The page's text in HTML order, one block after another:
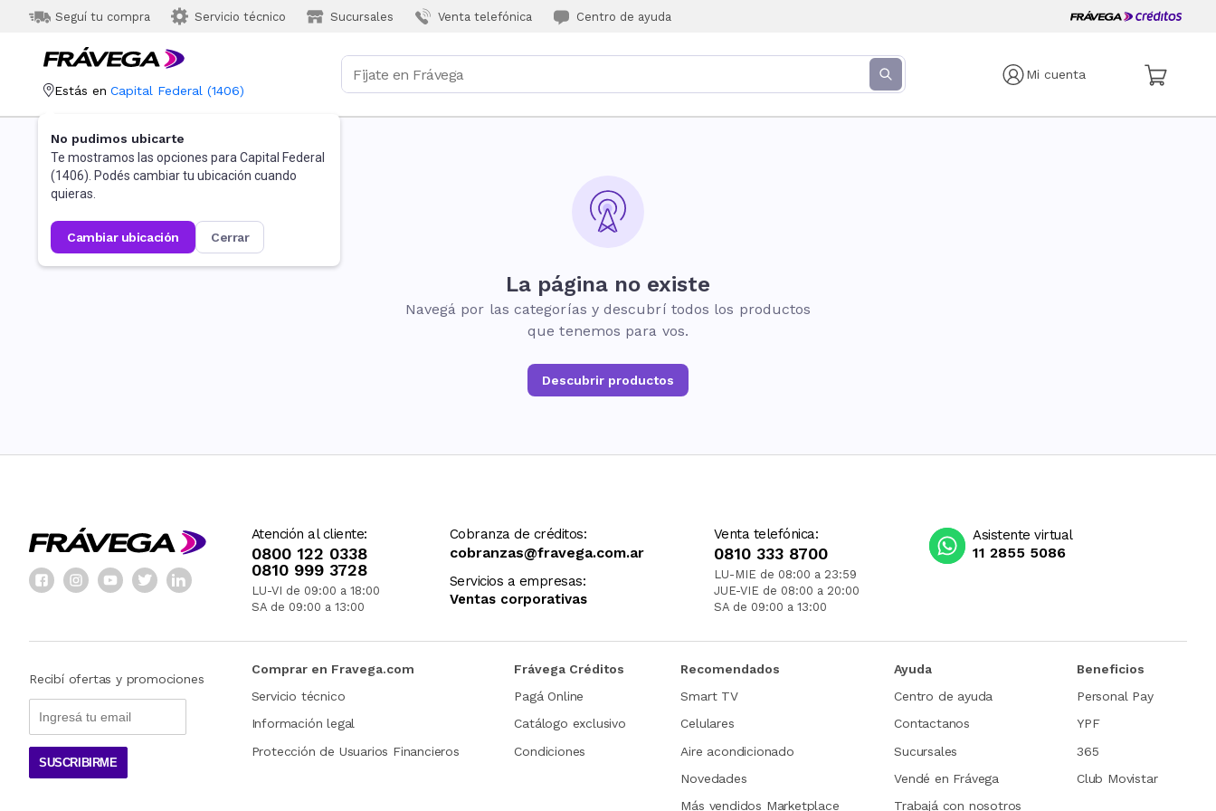
Seguí tu compra Servicio técnico Sucursales Venta telefónica Centro de ayuda
Mi cuenta
Estás en Capital Federal (1406)
No pudimos ubicarte
Te mostramos las opciones para Capital Federal
(1406). Podés cambiar tu ubicación cuando
quieras.
cambiar ubicación cerrar
La página no existe
Navegá por las categorías y descubrí todos los productos
que tenemos para vos.
Descubrir productos
Atención al cliente:
0800 122 0338
0810 999 3728
LU-VI de 09:00 a 18:00
SA de 09:00 a 13:00
Cobranza de créditos:
cobranzas@fravega.com.ar
Servicios a empresas:
Ventas corporativas
Venta telefónica:
0810 333 8700
LU-MIE de 08:00 a 23:59
JUE-VIE de 08:00 a 20:00
SA de 09:00 a 13:00
Asistente virtual
11 2855 5086
Recibí ofertas y promociones
SUSCRIBIRME
Comprar en Fravega.com
Servicio técnico
Información legal
Protección de Usuarios Financieros
Frávega Créditos
Pagá Online
Catálogo exclusivo
Condiciones
Recomendados
Smart TV
Celulares
Aire acondicionado
Novedades
Más vendidos Marketplace
Ayuda
Centro de ayuda
Contactanos
Sucursales
Vendé en Frávega
Trabajá con nosotros
Beneficios
Personal Pay
YPF
365
Club Movistar